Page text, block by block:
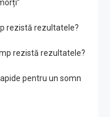
rezistă rezultatele?
rezistă rezultatele?
pentru un somn